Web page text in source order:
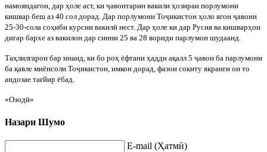
намояндагон, дар ҳоле аст, ки ҷавонтарин вакили ҳозираи порлумони
кишвар беш аз 40 сол дорад. Дар порлумони Тоҷикистон ҳоло ягон ҷавони
25-30-сола соҳиби курсии вакилӣ нест. Дар ҳоле ки дар Русия ва кишварҳои
дигар бархе аз вакилон дар синни 25 ва 28 вориди парлумон шудаанд.
Таҳлилгарон бар инанд, ки бо роҳ ёфтани ҳадди ақалл 5 ҷавон ба парлумони
ба қавле миёнсоли Тоҷикистон, имкон дорад, фазои сокиту якранги он то
андозае тағйир ёбад.
«Озодӣ»
Назари Шумо
E-mail (Ҳатмӣ)